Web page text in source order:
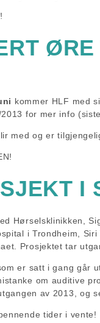
kommer HLF med
for mer info
med og er
I
Hørselsklinikken,
i Trondheim,
Prosjektet tar
er satt i gang går
om auditive
av 2013, og
tider i vente!